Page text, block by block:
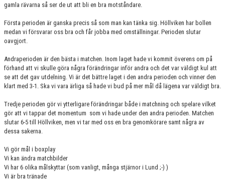
SKÅNEMÄSTERSKAPEN 21/22
gamla rävarna så ser de ut att bli en bra motståndare.
Första perioden är ganska precis så som man kan tänka sig. Höllviken har bollen
medan vi försvarar oss bra och får jobba med omställningar. Perioden slutar
oavgjort.
Andraperioden är den bästa i matchen. Inom laget hade vi kommit överens om på
förhand att vi skulle göra några förändringar inför andra och det var väldigt kul att
se att det gav utdelning. Vi är det bättre laget i den andra perioden och vinner den
klart med 3-1. Ska vi vara ärliga så hade vi bud på mer mål då lägena var väldigt bra.
Tredje perioden gör vi ytterligare förändringar både i matchning och spelare vilket
gör att vi tappar det momentum som vi hade under den andra perioden. Matchen
slutar 6-5 till Höllviken, men vi tar med oss en bra genomkörare samt några av
dessa sakerna.
Vi gör mål i boxplay
Vi kan ändra matchbilder
Vi har 6 olika målskyttar (som vanligt, många stjärnor i Lund ;-) )
Vi är bra tränade